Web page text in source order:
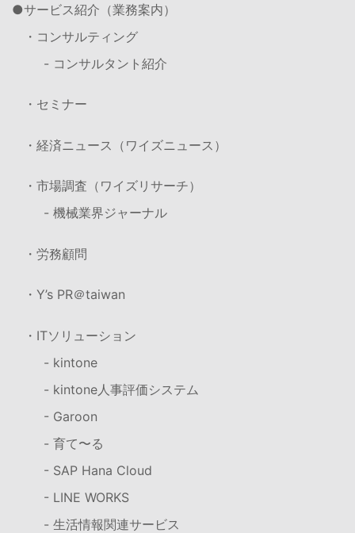
サービス紹介（業務案内）
・コンサルティング
- コンサルタント紹介
・セミナー
・経済ニュース（ワイズニュース）
・市場調査（ワイズリサーチ）
- 機械業界ジャーナル
・労務顧問
・Y’s PR＠taiwan
・ITソリューション
- kintone
- kintone人事評価システム
- Garoon
- 育て〜る
- SAP Hana Cloud
- LINE WORKS
- 生活情報関連サービス